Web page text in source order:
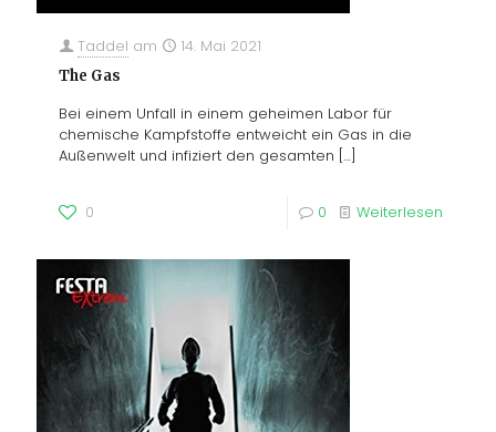
Taddel am 14. Mai 2021
The Gas
Bei einem Unfall in einem geheimen Labor für
chemische Kampfstoffe entweicht ein Gas in die
Außenwelt und infiziert den gesamten […]
0 0 Weiterlesen